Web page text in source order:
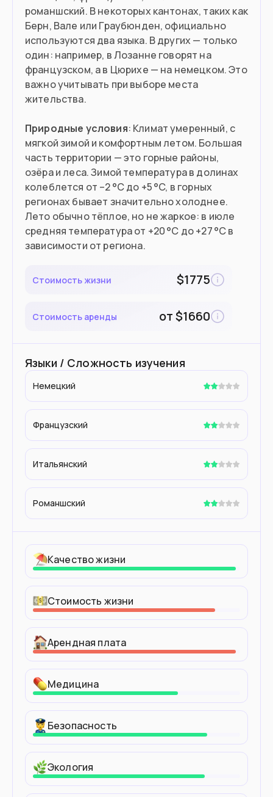
романшский. В некоторых кантонах, таких как
Берн, Вале или Граубюнден, официально
используются два языка. В других — только
один: например, в Лозанне говорят на
французском, а в Цюрихе — на немецком. Это
важно учитывать при выборе места
жительства.
Природные условия: Климат умеренный, с
мягкой зимой и комфортным летом. Большая
часть территории — это горные районы,
озёра и леса. Зимой температура в долинах
колеблется от –2 °C до +5 °C, в горных
регионах бывает значительно холоднее.
Лето обычно тёплое, но не жаркое: в июле
средняя температура от +20 °C до +27 °C в
зависимости от региона.
Стоимость жизни $1775
Стоимость аренды от$1660
Языки / Сложность изучения
Немецкий
Французский
Итальянский
Романшский
Качество жизни
Стоимость жизни
Арендная плата
Медицина
Безопасность
Экология